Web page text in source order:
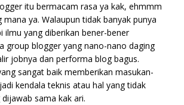
itu bermacam rasa ya kak, ehmmm
ya. Walaupun tidak banyak punya
ilmu yang diberikan bener-bener
group blogger yang nano-nano daging
jobnya dan performa blog bagus.
sangat baik memberikan masukan-
kendala teknis atau hal yang tidak
sama kak ari.